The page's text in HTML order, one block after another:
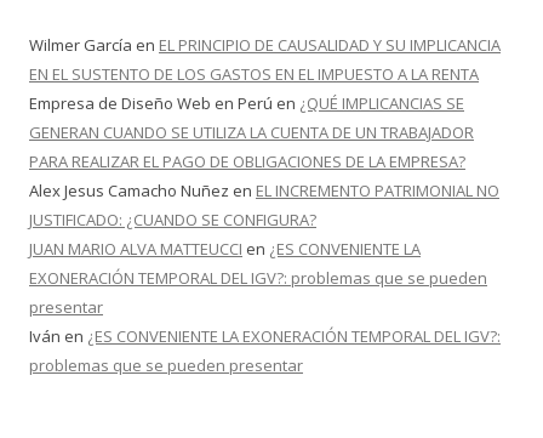
Wilmer García en EL PRINCIPIO DE CAUSALIDAD Y SU IMPLICANCIA
EN EL SUSTENTO DE LOS GASTOS EN EL IMPUESTO A LA RENTA
Empresa de Diseño Web en Perú en ¿QUÉ IMPLICANCIAS SE
GENERAN CUANDO SE UTILIZA LA CUENTA DE UN TRABAJADOR
PARA REALIZAR EL PAGO DE OBLIGACIONES DE LA EMPRESA?
Alex Jesus Camacho Nuñez en EL INCREMENTO PATRIMONIAL NO
JUSTIFICADO: ¿CUANDO SE CONFIGURA?
JUAN MARIO ALVA MATTEUCCI en ¿ES CONVENIENTE LA
EXONERACIÓN TEMPORAL DEL IGV?: problemas que se pueden
presentar
Iván en ¿ES CONVENIENTE LA EXONERACIÓN TEMPORAL DEL IGV?:
problemas que se pueden presentar